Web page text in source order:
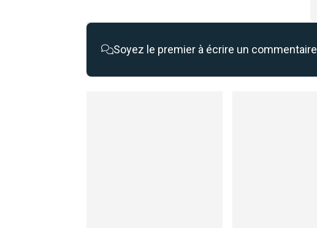
Soyez le premier à écrire un commentaire